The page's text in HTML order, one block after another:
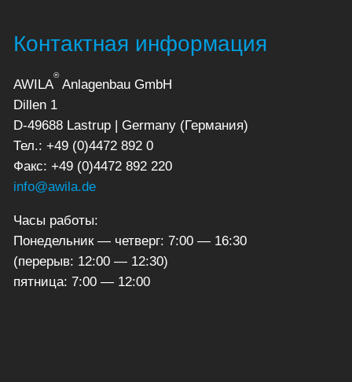
Контактная информация
AWILA
®
Anlagenbau GmbH
Dillen 1
D-49688 Lastrup | Germany (Германия)
Тел.: +49 (0)4472 892 0
Факс: +49 (0)4472 892 220
info@awila.de
Часы работы:
Понедельник — четверг: 7:00 — 16:30
(перерыв: 12:00 — 12:30)
пятница: 7:00 — 12:00